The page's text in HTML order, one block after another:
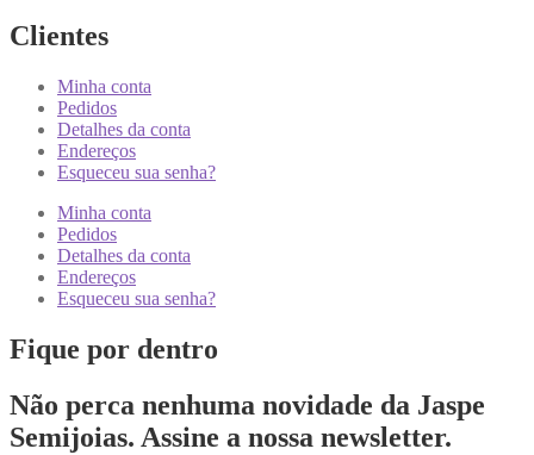
Clientes
Minha conta
Pedidos
Detalhes da conta
Endereços
Esqueceu sua senha?
Minha conta
Pedidos
Detalhes da conta
Endereços
Esqueceu sua senha?
Fique por dentro
Não perca nenhuma novidade da Jaspe
Semijoias. Assine a nossa newsletter.